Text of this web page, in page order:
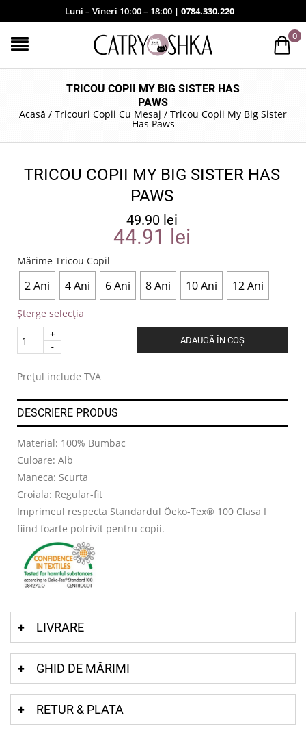
Luni – Vineri 10:00 – 18:00 | 0784.330.220
0
TRICOU COPII MY BIG SISTER HAS
PAWS
Acasă / Tricouri Copii Cu Mesaj / Tricou Copii My Big Sister
Has Paws
TRICOU COPII MY BIG SISTER HAS
PAWS
49.90lei
44.91 lei
Mărime Tricou Copil
2 Ani 4 Ani 6 Ani 8 Ani 10 Ani 12 Ani
Șterge selecția
Quantity
ADAUGĂ ÎN COȘ
Prețul include TVA
DESCRIERE PRODUS
Material: 100% Bumbac
Culoare: Alb
Maneca: Scurta
Croiala: Regular-fit
Imprimeul respecta Standardul Öeko-Tex® 100 Clasa I
fiind foarte potrivit pentru copii.
LIVRARE
GHID DE MĂRIMI
RETUR & PLATA